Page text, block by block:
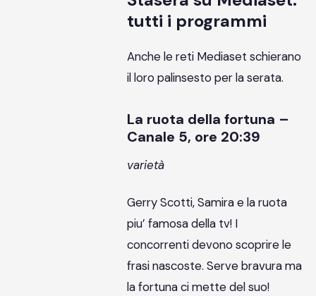
tutti i programmi
Anche le reti Mediaset schierano
il loro palinsesto per la serata.
La ruota della fortuna –
Canale 5, ore 20:39
varietà
Gerry Scotti, Samira e la ruota
piu’ famosa della tv! I
concorrenti devono scoprire le
frasi nascoste. Serve bravura ma
la fortuna ci mette del suo!